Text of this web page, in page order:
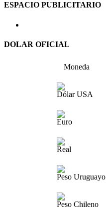
ESPACIO PUBLICITARIO
DOLAR OFICIAL
Moneda
Dólar USA
Euro
Real
Peso Uruguayo
Peso Chileno